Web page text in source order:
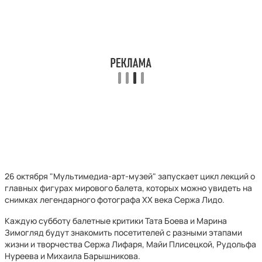
26 октября "Мультимедиа-арт-музей" запускает цикл лекций о
главных фигурах мирового балета, которых можно увидеть на
снимках легендарного фотографа ХХ века Сержа Лидо.
Каждую субботу балетные критики Тата Боева и Марина
Зимогляд будут знакомить посетителей с разными этапами
жизни и творчества Сержа Лифаря, Майи Плисецкой, Рудольфа
Нуреева и Михаила Барышникова.